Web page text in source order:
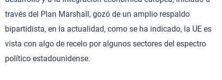
través del Plan Marshall, gozó de un amplio respaldo
bipartidista, en la actualidad, como se ha indicado, la UE es
vista con algo de recelo por algunos sectores del espectro
político estadounidense.